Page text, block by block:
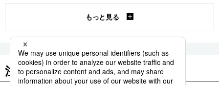
もっと見る
注目のキーワード